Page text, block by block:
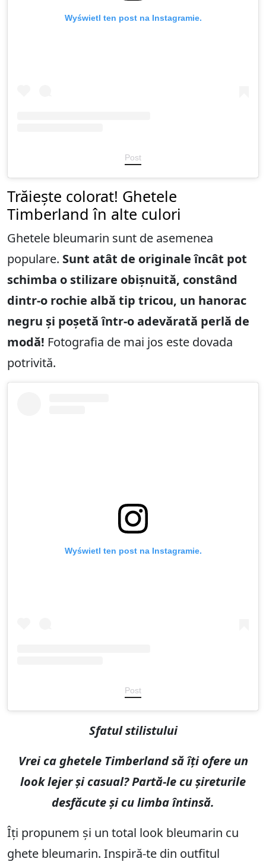
Wyświetl ten post na Instagramie.
Post
Trăiește colorat! Ghetele
Timberland în alte culori
Ghetele bleumarin sunt de asemenea
populare. Sunt atât de originale încât pot
schimba o stilizare obișnuită, constând
dintr-o rochie albă tip tricou, un hanorac
negru și poșetă într-o adevărată perlă de
modă! Fotografia de mai jos este dovada
potrivită.
Wyświetl ten post na Instagramie.
Post
Sfatul stilistului
Vrei ca ghetele Timberland să îți ofere un
look lejer și casual? Partă-le cu șireturile
desfăcute și cu limba întinsă.
Îți propunem și un total look bleumarin cu
ghete bleumarin. Inspiră-te din outfitul